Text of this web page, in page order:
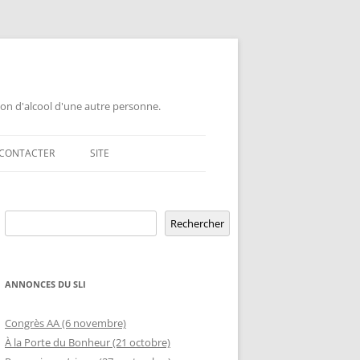
d'alcool d'une autre personne.
D’INFORMATION DANS UNE ÉCOLE
OUVERTE
TEMPORAIRE
DE RIP
SITE
Rechercher
ANNONCES DU SLI
Congrès AA (6 novembre)
À la Porte du Bonheur (21 octobre)